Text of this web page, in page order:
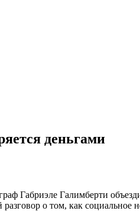
деньгами
Габриэле Галимберти
о том, как социальное